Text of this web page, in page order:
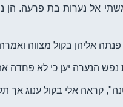
אל נערות בת פרעה. הן
אליהן בקול מצווה
נפש הנערה יען כי לא פחדה
קראה אלי בקול ענוג אך